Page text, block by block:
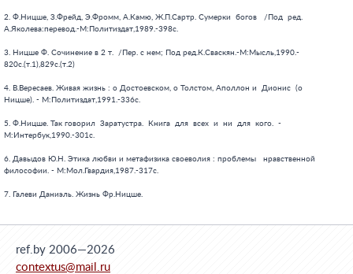
ref.by 2006—2026
contextus@mail.ru